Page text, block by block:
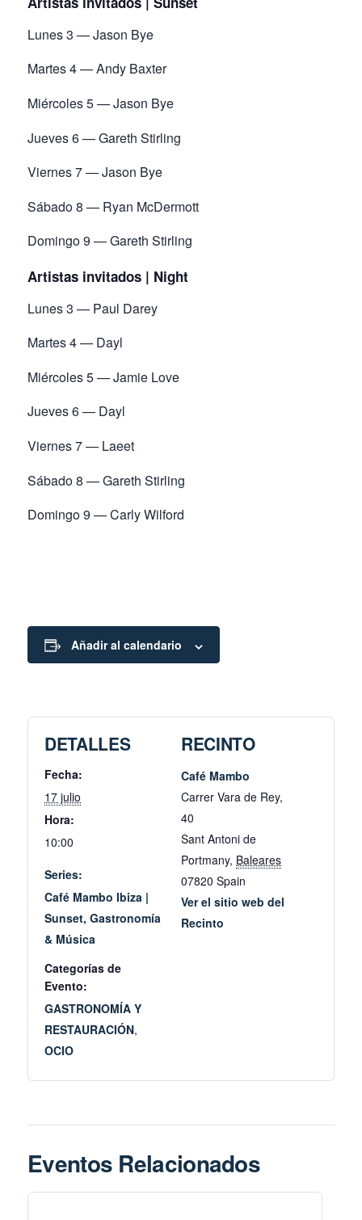
Lunes 3 — Jason Bye
Martes 4 — Andy Baxter
Miércoles 5 — Jason Bye
Jueves 6 — Gareth Stirling
Viernes 7 — Jason Bye
Sábado 8 — Ryan McDermott
Domingo 9 — Gareth Stirling
Artistas invitados | Night
Lunes 3 — Paul Darey
Martes 4 — Dayl
Miércoles 5 — Jamie Love
Jueves 6 — Dayl
Viernes 7 — Laeet
Sábado 8 — Gareth Stirling
Domingo 9 — Carly Wilford
Añadir al calendario
DETALLES
Fecha:
17 julio
Hora:
10:00
Series:
Café Mambo Ibiza |
Sunset, Gastronomía
& Música
Categorías de
Evento:
GASTRONOMÍA Y
RESTAURACIÓN,
OCIO
RECINTO
Café Mambo
Carrer Vara de Rey,
40
Sant Antoni de
Portmany, Baleares
07820 Spain
Ver el sitio web del
Recinto
Eventos Relacionados